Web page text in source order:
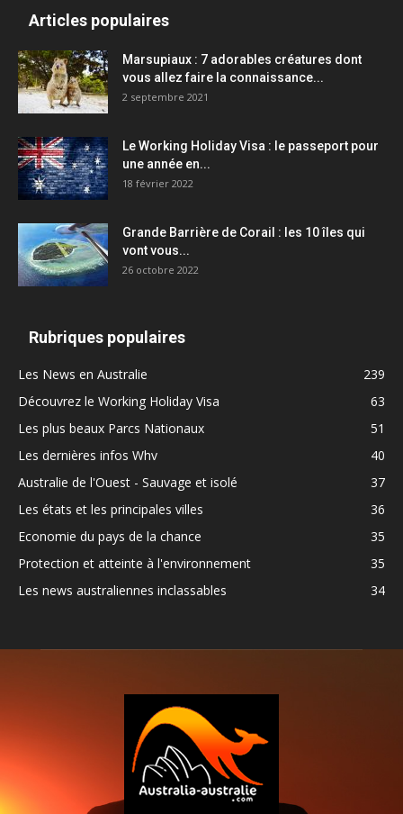
Articles populaires
Marsupiaux : 7 adorables créatures dont
vous allez faire la connaissance...
2 septembre 2021
Le Working Holiday Visa : le passeport pour
une année en...
18 février 2022
Grande Barrière de Corail : les 10 îles qui
vont vous...
26 octobre 2022
Rubriques populaires
Les News en Australie
239
Découvrez le Working Holiday Visa
63
Les plus beaux Parcs Nationaux
51
Les dernières infos Whv
40
Australie de l'Ouest - Sauvage et isolé
37
Les états et les principales villes
36
Economie du pays de la chance
35
Protection et atteinte à l'environnement
35
Les news australiennes inclassables
34